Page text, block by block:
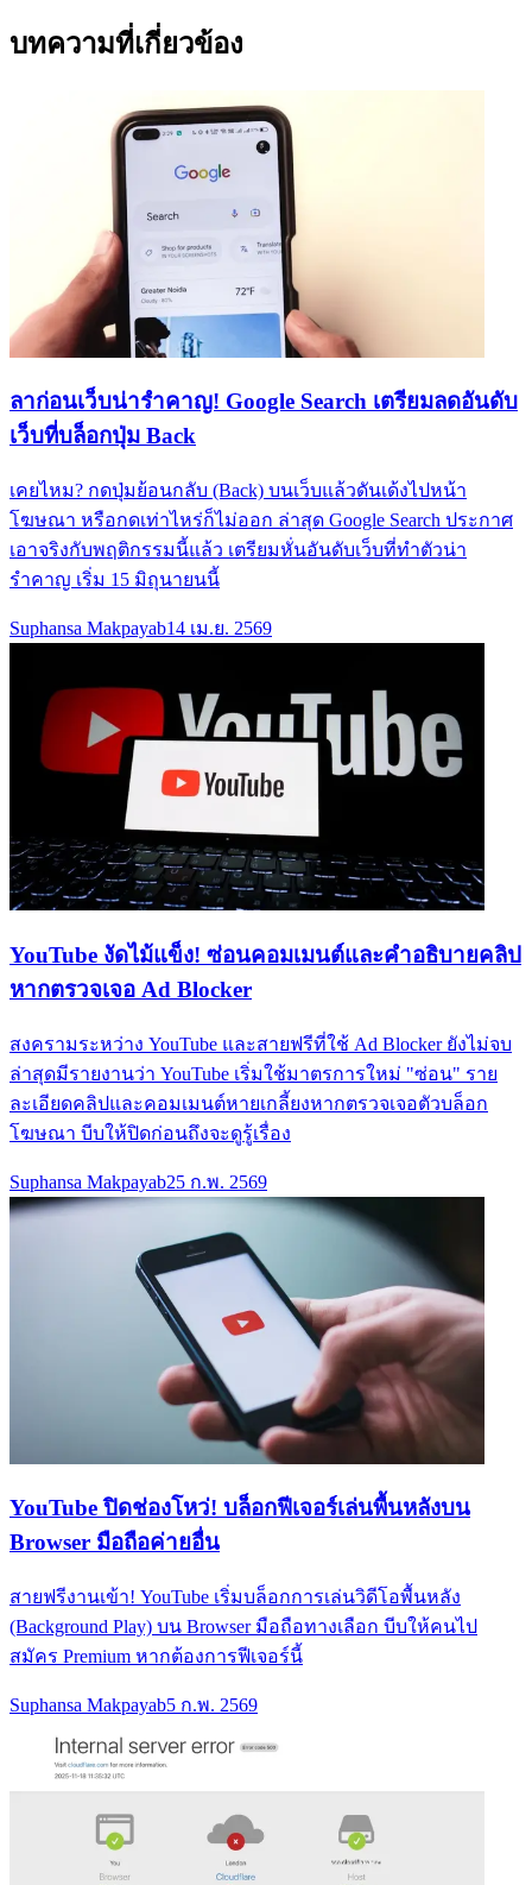
บทความที่เกี่ยวข้อง
ลาก่อนเว็บน่ารำคาญ! Google Search เตรียมลดอันดับ
เว็บที่บล็อกปุ่ม Back
เคยไหม? กดปุ่มย้อนกลับ (Back) บนเว็บแล้วดันเด้งไปหน้า
โฆษณา หรือกดเท่าไหร่ก็ไม่ออก ล่าสุด Google Search ประกาศ
เอาจริงกับพฤติกรรมนี้แล้ว เตรียมหั่นอันดับเว็บที่ทำตัวน่า
รำคาญ เริ่ม 15 มิถุนายนนี้
Suphansa Makpayab14 เม.ย. 2569
YouTube งัดไม้แข็ง! ซ่อนคอมเมนต์และคำอธิบายคลิป
หากตรวจเจอ Ad Blocker
สงครามระหว่าง YouTube และสายฟรีที่ใช้ Ad Blocker ยังไม่จบ
ล่าสุดมีรายงานว่า YouTube เริ่มใช้มาตรการใหม่ "ซ่อน" ราย
ละเอียดคลิปและคอมเมนต์หายเกลี้ยงหากตรวจเจอตัวบล็อก
โฆษณา บีบให้ปิดก่อนถึงจะดูรู้เรื่อง
Suphansa Makpayab25 ก.พ. 2569
YouTube ปิดช่องโหว่! บล็อกฟีเจอร์เล่นพื้นหลังบน
Browser มือถือค่ายอื่น
สายฟรีงานเข้า! YouTube เริ่มบล็อกการเล่นวิดีโอพื้นหลัง
(Background Play) บน Browser มือถือทางเลือก บีบให้คนไป
สมัคร Premium หากต้องการฟีเจอร์นี้
Suphansa Makpayab5 ก.พ. 2569